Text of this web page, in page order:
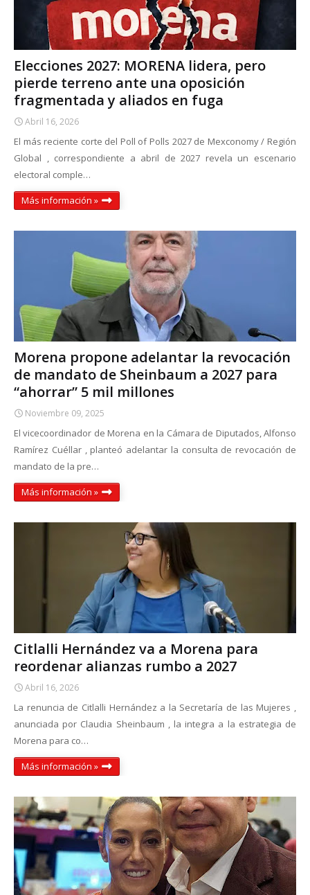
Elecciones 2027: MORENA lidera, pero
pierde terreno ante una oposición
fragmentada y aliados en fuga
Abril 16, 2026
El más reciente corte del Poll of Polls 2027 de Mexconomy / Región
Global , correspondiente a abril de 2027 revela un escenario
electoral comple…
Más información »
Morena propone adelantar la revocación
de mandato de Sheinbaum a 2027 para
“ahorrar” 5 mil millones
Noviembre 09, 2025
El vicecoordinador de Morena en la Cámara de Diputados, Alfonso
Ramírez Cuéllar , planteó adelantar la consulta de revocación de
mandato de la pre…
Más información »
Citlalli Hernández va a Morena para
reordenar alianzas rumbo a 2027
Abril 16, 2026
La renuncia de Citlalli Hernández a la Secretaría de las Mujeres ,
anunciada por Claudia Sheinbaum , la integra a la estrategia de
Morena para co…
Más información »